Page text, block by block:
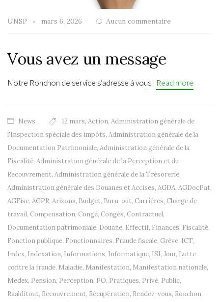
UNSP mars 6, 2026 Aucun commentaire
Vous avez un message
Notre Ronchon de service s’adresse à vous ! Read more
News 12 mars, Action, Administration générale de
l'Inspection spéciale des impôts, Administration générale de la
Documentation Patrimoniale, Administration générale de la
Fiscalité, Administration générale de la Perception et du
Recouvrement, Administration générale de la Trésorerie,
Administration générale des Douanes et Accises, AGDA, AGDocPat,
AGFisc, AGPR, Arizona, Budget, Burn-out, Carrières, Charge de
travail, Compensation, Congé, Congés, Contractuel,
Documentation patrimoniale, Douane, Effectif, Finances, Fiscalité,
Fonction publique, Fonctionnaires, Fraude fiscale, Grève, ICT,
Index, Indexation, Informations, Informatique, ISI, Jour, Lutte
contre la fraude, Maladie, Manifestation, Manifestation nationale,
Medex, Pension, Perception, PO, Pratiques, Privé, Public,
Raalditout, Recouvrement, Récupération, Rendez-vous, Ronchon,